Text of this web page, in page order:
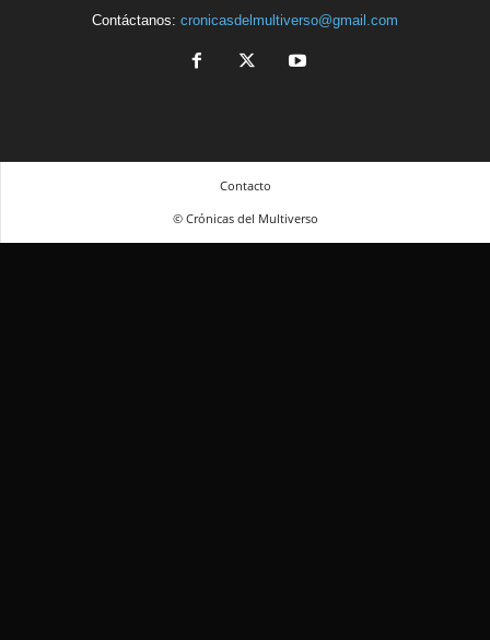
Contáctanos: cronicasdelmultiverso@gmail.com
Contacto
© Crónicas del Multiverso